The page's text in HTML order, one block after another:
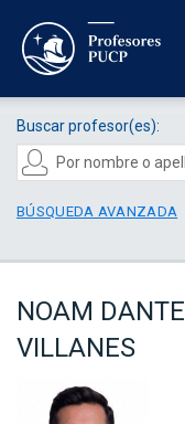
Buscar profesor(es):
BÚSQUEDA AVANZADA
NOAM
VILLANES